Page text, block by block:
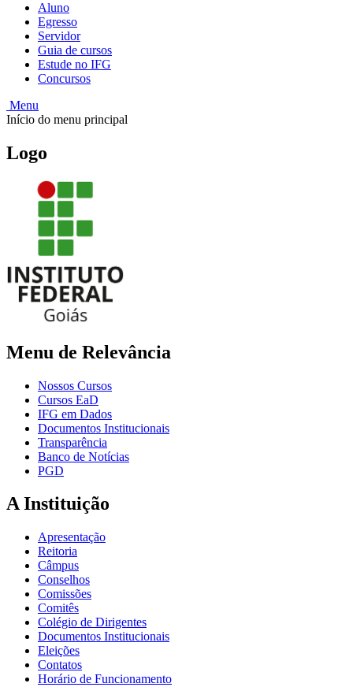
Aluno
Egresso
Servidor
Guia de cursos
Estude no IFG
Concursos
Menu
Início do menu principal
Logo
Menu de Relevância
Nossos Cursos
Cursos EaD
IFG em Dados
Documentos Institucionais
Transparência
Banco de Notícias
PGD
A Instituição
Apresentação
Reitoria
Câmpus
Conselhos
Comissões
Comitês
Colégio de Dirigentes
Documentos Institucionais
Eleições
Contatos
Horário de Funcionamento